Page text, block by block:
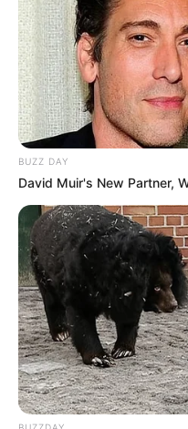
BUZZ DAY
David Muir's New Partner,
BUZZDAY